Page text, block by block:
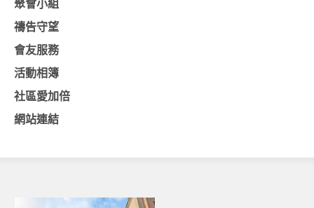
聚會小組
禱告守望
會友服務
活動相簿
社區愛加倍
網站連結